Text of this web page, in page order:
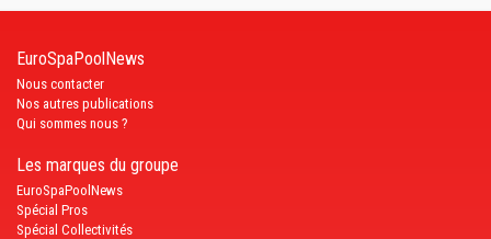
EuroSpaPoolNews
Nous contacter
Nos autres publications
Qui sommes nous ?
Les marques du groupe
EuroSpaPoolNews
Spécial Pros
Spécial Collectivités